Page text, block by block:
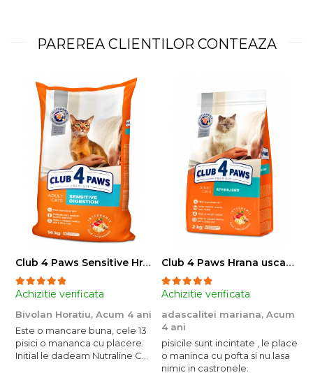
PAREREA CLIENTILOR CONTEAZA
Club 4 Paws Sensitive Hrana uscata pisici adulte, 14kg
Achizitie verificata
Bivolan Horatiu, Acum 4 ani
Este o mancare buna, cele 13
pisici o mananca cu placere.
Initial le dadeam Nutraline Cat
Club 4 Paws Hrana uscata pisici sterilizate, 2kg
Achizitie verificata
adascalitei mariana, Acum
4 ani
pisicile sunt incintate , le place
o maninca cu pofta si nu lasa
nimic in castronele.